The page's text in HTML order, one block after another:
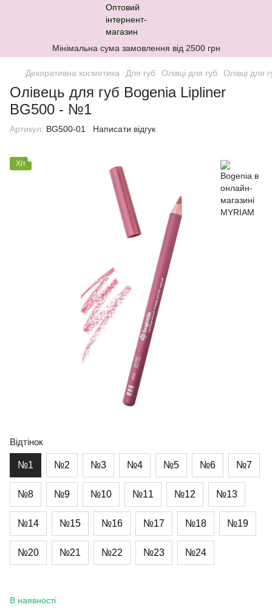
Мінімальна сума замовлення від 2500 грн
Декоративна косметика Для губ Олівці для губ Олівці для
Олівець для губ Bogenia Lipliner
BG500 - №1
Артикул: BG500-01 Написати відгук
Хіт
Відтінок
№1 №2 №3 №4 №5 №6 №7
№8 №9 №10 №11 №12 №13
№14 №15 №16 №17 №18 №19
№20 №21 №22 №23 №24
В наявності